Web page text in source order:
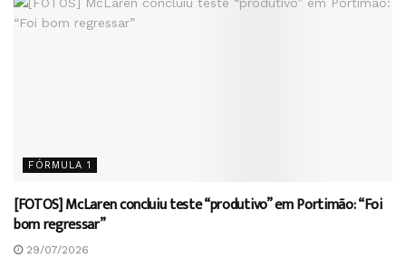
FÓRMULA 1
[FOTOS] McLaren concluiu teste “produtivo” em Portimão: “Foi
bom regressar”
29/07/2026